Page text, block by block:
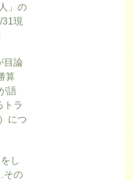
」の
31現
目論
算
語
トラ
につ
し
その